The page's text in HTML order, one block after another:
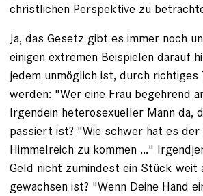
christlichen Perspektive zu
Ja, das Gesetz gibt es immer noch
einigen extremen Beispielen darauf
jedem unmöglich ist, durch richtiges
werden: "Wer eine Frau begehrend
Irgendein heterosexueller Mann da,
passiert ist? "Wie schwer hat es der
Himmelreich zu kommen ..."
Geld nicht zumindest ein Stück weit
gewachsen ist? "Wenn Deine Hand